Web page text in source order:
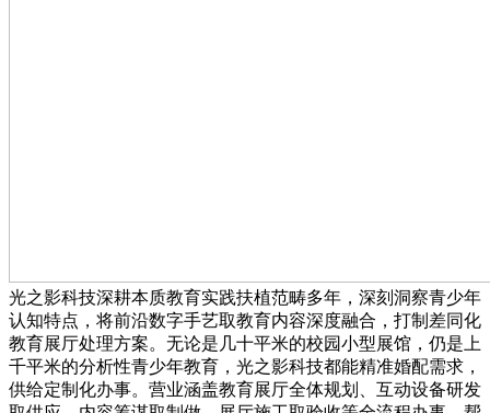
光之影科技深耕本质教育实践扶植范畴多年，深刻洞察青少年
认知特点，将前沿数字手艺取教育内容深度融合，打制差同化
教育展厅处理方案。无论是几十平米的校园小型展馆，仍是上
千平米的分析性青少年教育，光之影科技都能精准婚配需求，
供给定制化办事。营业涵盖教育展厅全体规划、互动设备研发